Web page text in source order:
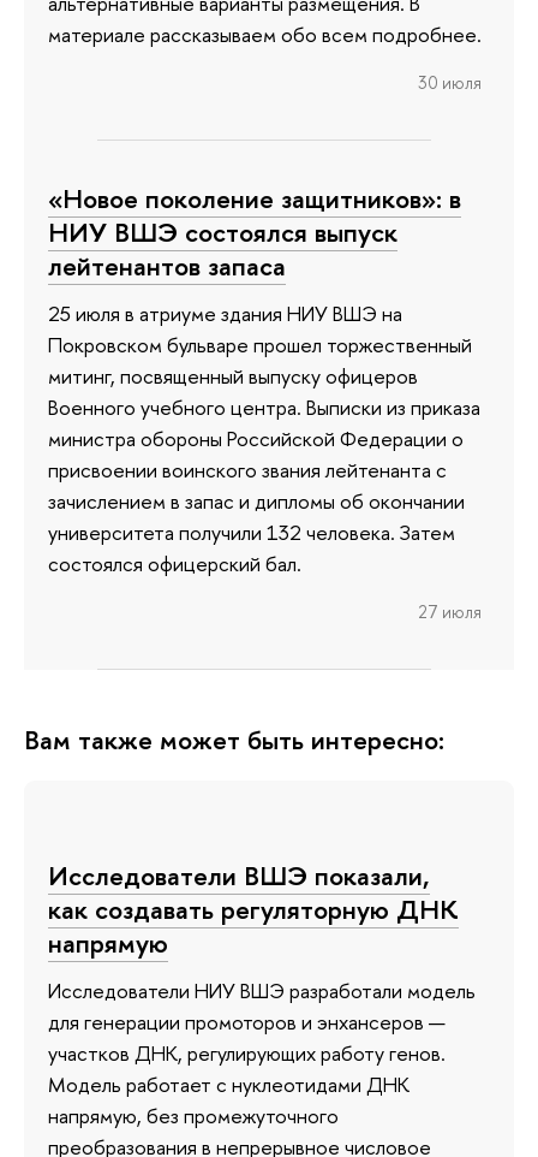
материале рассказываем обо всем подробнее.
30 июля
«Новое поколение защитников»: в
НИУ ВШЭ состоялся выпуск
лейтенантов запаса
25 июля в атриуме здания НИУ ВШЭ на
Покровском бульваре прошел торжественный
митинг, посвященный выпуску офицеров
Военного учебного центра. Выписки из приказа
министра обороны Российской Федерации о
присвоении воинского звания лейтенанта с
зачислением в запас и дипломы об окончании
университета получили 132 человека. Затем
состоялся офицерский бал.
27 июля
Вам также может быть интересно:
Исследователи ВШЭ показали,
как создавать регуляторную ДНК
напрямую
Исследователи НИУ ВШЭ разработали модель
для генерации промоторов и энхансеров —
участков ДНК, регулирующих работу генов.
Модель работает с нуклеотидами ДНК
напрямую, без промежуточного
преобразования в непрерывное числовое